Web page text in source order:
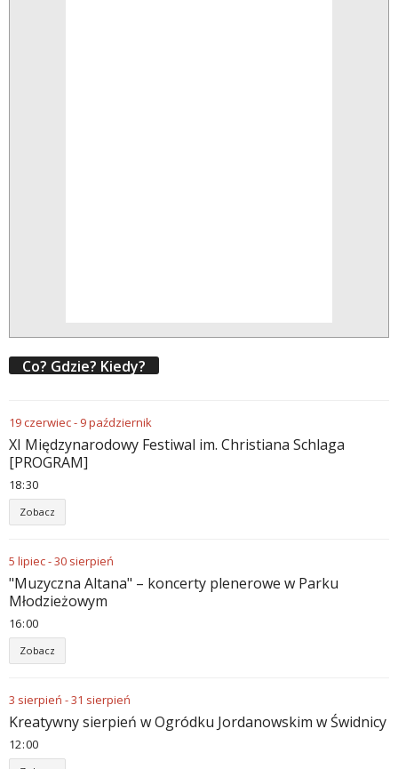
Co? Gdzie? Kiedy?
19czerwiec- 9październik
XI Międzynarodowy Festiwal im. Christiana Schlaga
[PROGRAM]
18:30
Zobacz
5 lipiec-30 sierpień
"Muzyczna Altana" – koncerty plenerowe w Parku
Młodzieżowym
16:00
Zobacz
3 sierpień -31 sierpień
Kreatywny sierpień w Ogródku Jordanowskim w Świdnicy
12:00